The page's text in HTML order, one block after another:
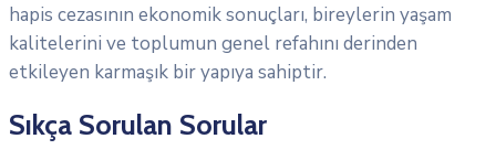
hapis cezasının ekonomik sonuçları, bireylerin yaşam
kalitelerini ve toplumun genel refahını derinden
etkileyen karmaşık bir yapıya sahiptir.
Sıkça Sorulan Sorular